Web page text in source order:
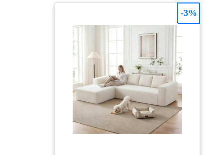
moment de repos. ASSISE SPACIEUSE : Profitez
d'une généreuse assise de 148 l x 75 P cm avec des
accoudoirs de 26 cm de large, parfaite pour s'étendre et
se relaxer. Idéal pour partager des moments conviviaux
en famille ou entre amis, avec un accueil confortable
pour jusqu'à 2 personnes. TOUCHER EN
CHENILLE : Habillé d'un tissu chenille doux et
agréable pour la peau, ce canapé-lit 2 places apporte
une élégance contemporaine à votre salon tout en
offrant une surface confortable. Sa bonne résistance à
l'usure garantit un confort en toute saison et un bel
aspect durable. DURABILITÉ PRÊTE À L'EMPLOI :
Conçu pour durer, ce canapé-lit repose sur une
structure en acier solide qui assure une excellente
-3%